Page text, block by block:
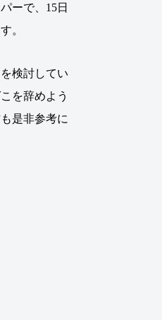
ーで、15日
。
検討してい
を辞めよう
是非参考に